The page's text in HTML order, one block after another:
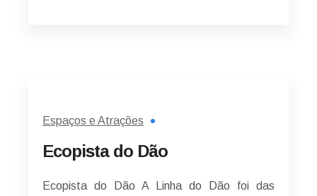
Espaços e Atrações
Ecopista do Dão
Ecopista do Dão A Linha do Dão foi das